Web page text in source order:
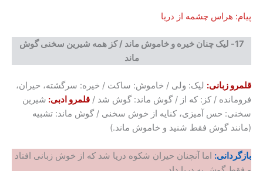
پیام: هراس چشمه از دریا
17- لیک چنان خیره و خاموش ماند /کز همه شیرین سخنی گوش
ماند
قلمرو زبانی: لیک: ولی / خاموش: ساکت / خیره: سرگشته، حیران،
فرومانده / کز: که از / گوش ماند: گوش شد / قلمرو ادبی: شیرین
سخنی: حس آمیزی، کنایه از خوش سخنی / گوش ماند: تشبیه
(مانند گوش فقط شنید و خاموش ماند.)
بازگردانی: اما آنچنان حیران شکوه دریا شد که از خوش زبانی افتاد